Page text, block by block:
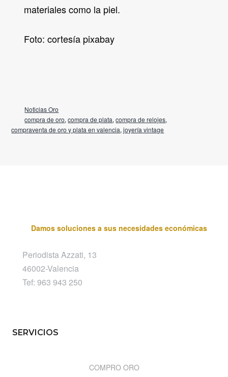
materiales como la piel.
Foto: cortesía pixabay
Noticias Oro
compra de oro,compra de plata,compra de relojes,
compraventa de oro y plata en valencia,joyería vintage
Damos soluciones a sus necesidades económicas
Periodista Azzati, 13
46002-Valencia
Tef: 963 943 250
SERVICIOS
COMPRO ORO